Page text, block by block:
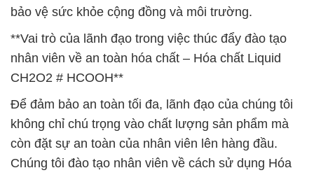
bảo vệ sức khỏe cộng đồng và môi trường.
**Vai trò của lãnh đạo trong việc thúc đẩy đào tạo
nhân viên về an toàn hóa chất – Hóa chất Liquid
CH2O2 # HCOOH**
Để đảm bảo an toàn tối đa, lãnh đạo của chúng tôi
không chỉ chú trọng vào chất lượng sản phẩm mà
còn đặt sự an toàn của nhân viên lên hàng đầu.
Chúng tôi đào tạo nhân viên về cách sử dụng Hóa